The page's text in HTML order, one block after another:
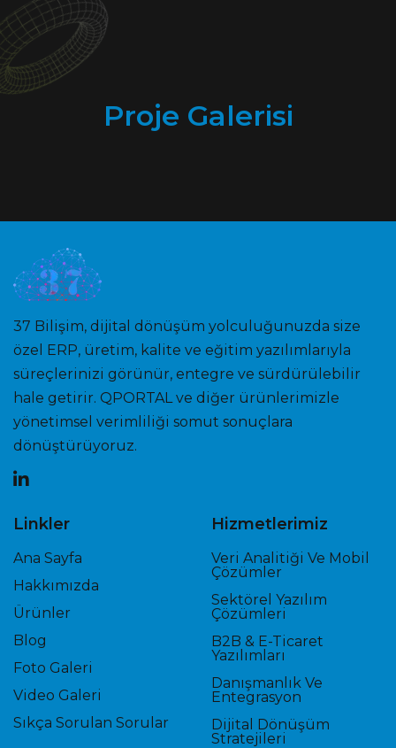
Proje Galerisi
37 Bilişim, dijital dönüşüm yolculuğunuzda size
özel ERP, üretim, kalite ve eğitim yazılımlarıyla
süreçlerinizi görünür, entegre ve sürdürülebilir
hale getirir. QPORTAL ve diğer ürünlerimizle
yönetimsel verimliliği somut sonuçlara
dönüştürüyoruz.
Linkler
Ana Sayfa
Hakkımızda
Ürünler
Blog
Foto Galeri
Video Galeri
Sıkça Sorulan Sorular
Hizmetlerimiz
Veri Analitiği Ve Mobil
Çözümler
Sektörel Yazılım
Çözümleri
B2B & E-Ticaret
Yazılımları
Danışmanlık Ve
Entegrasyon
Dijital Dönüşüm
Stratejileri